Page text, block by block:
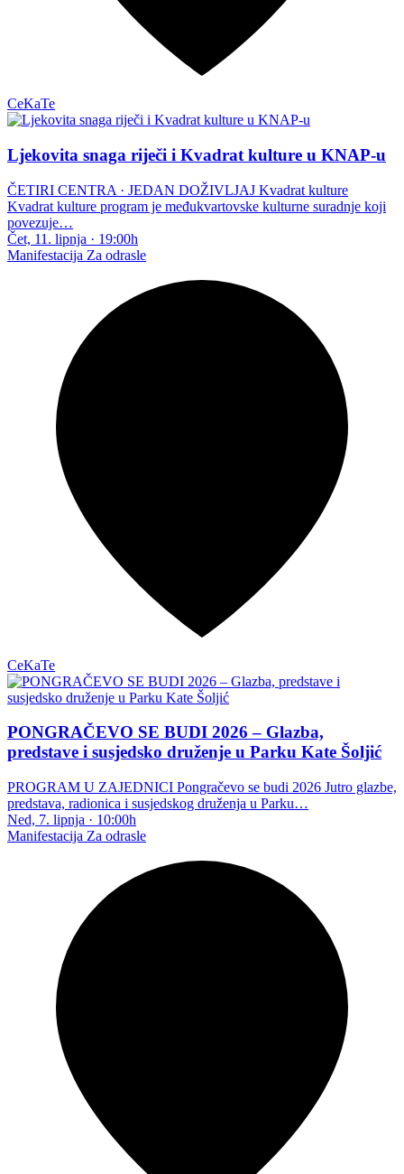
CeKaTe
Ljekovita snaga riječi i Kvadrat kulture u KNAP-u
ČETIRI CENTRA · JEDAN DOŽIVLJAJ Kvadrat kulture
Kvadrat kulture program je međukvartovske kulturne suradnje koji
povezuje…
Čet, 11. lipnja · 19:00h
Manifestacija Za odrasle
CeKaTe
PONGRAČEVO SE BUDI 2026 – Glazba,
predstave i susjedsko druženje u Parku Kate Šoljić
PROGRAM U ZAJEDNICI Pongračevo se budi 2026 Jutro glazbe,
predstava, radionica i susjedskog druženja u Parku…
Ned, 7. lipnja · 10:00h
Manifestacija Za odrasle